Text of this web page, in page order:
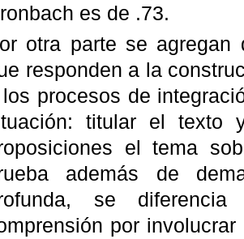
es de .73.
otra parte se
responden a la
procesos de
titular el
el tema
además de
se
por